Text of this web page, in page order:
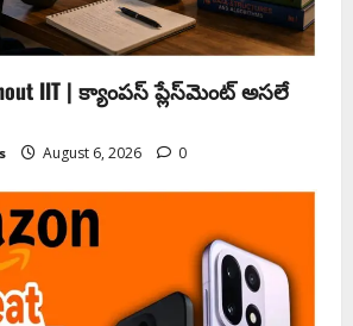
IIT | క్యాంపస్ ప్లేస్‌మెంట్ అసలే
August 6, 2026 0